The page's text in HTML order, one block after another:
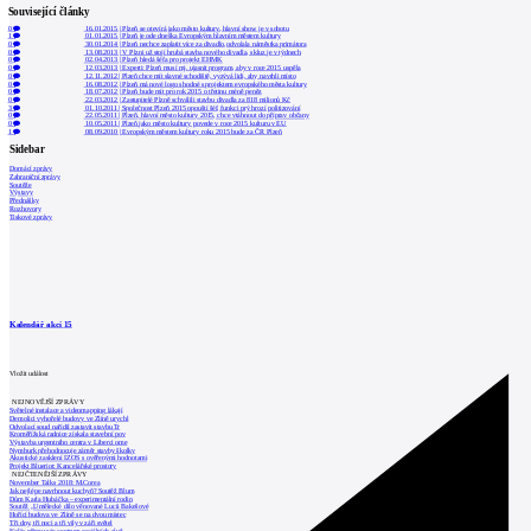
Související články
0 16.01.2015 |Plzeň se otevírá jako město kultury, hlavní show je v sobotu
1
01.01.2015 |Plzeň je ode dneška Evropským hlavním městem kultury
0
30.01.2014 |Plzeň nechce zaplatit více za divadlo,odvolala náměstka primátora
0
13.08.2013 |V Plzni už stojí hrubá stavba nového divadla, skluz je v týdnech
0
02.04.2013 |Plzeň hledá šéfa pro projekt EHMK
0
12.03.2013 |Experti: Plzeň musí mj. ujasnit program, aby v roce 2015 uspěla
0
12.11.2012| Plzeň chce mít slavné schodiště, vyzývá lidi, aby navrhli místo
0 16.08.2012 |Plzeň má nové logo shodné s projektem evropského města kultury
0
18.07.2012 |Plzeň bude mít pro rok 2015 o třetinu méně peněz
0
22.03.2012 |Zastupitelé Plzně schválili stavbu divadla za 818 milionů Kč
3
01.10.2011 | Společnost Plzeň 2015 opouští šéf, funkci prý hrozí politizování
0 22.05.2011| Plzeň, hlavní město kultury 2015, chce vtáhnout do příprav občany
0 10.05.2011 | Plzeň jako město kultury povede v roce 2015 kulturu v EU
1 08.09.2010 |Evropským městem kultury roku 2015 bude za ČR Plzeň
Sidebar
Domácí zprávy
Zahraniční zprávy
Soutěže
Výstavy
Přednášky
Rozhovory
Tiskové zprávy
Kalendář akcí 15
Vložit událost
NEJNOVĚJŠÍ ZPRÁVY
Světelné instalace a videomapping lákají
Demolici vyhořelé budovy ve Zlíně urychl
Odvolací soud nařídil zastavit stavbu Tr
Kroměřížská radnice získala stavební pov
Výstavba urgentního centra v Liberci ome
Nymburk přehodnocuje záměr stavby školky
Akustické zasklení IZOS s ověřenými hodnotami
Projekt Blueriot: Kancelářské prostory
NEJČTENĚJŠÍ ZPRÁVY
November Talks 2018: M.Corea
Jak nejlépe navrhnout kuchyň? Soutěž Blum
Dům Karla Hubáčka – experimentální rodin
Soutěž „Umělecké dílo věnované Lucii Bakešové
Hořící budova ve Zlíně se na dvou místec
Tři dny, tři noci a tři vily v záři světel